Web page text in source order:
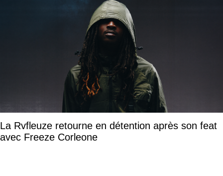
La Rvfleuze retourne en détention après son feat
avec Freeze Corleone